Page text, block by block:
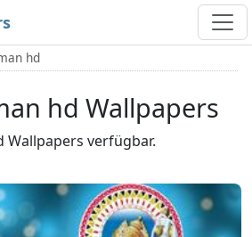
hd
hd Wallpapers
Wallpapers verfügbar.